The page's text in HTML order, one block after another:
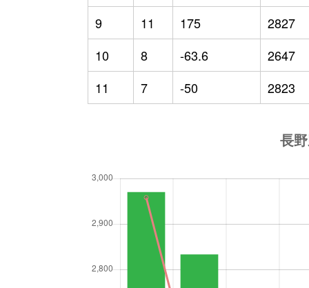
9
11 175
2827
10
8 -63.6
2647
11
7 -50 2823